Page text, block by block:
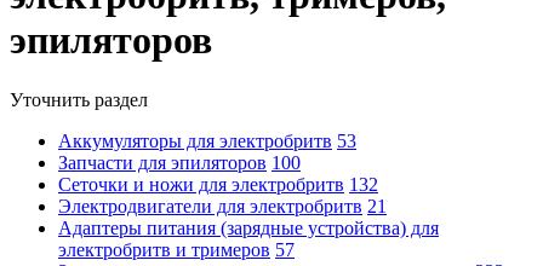
эпиляторов
Уточнить раздел
Аккумуляторы для электробритв 53
Запчасти для эпиляторов 100
Сеточки и ножи для электробритв 132
Электродвигатели для электробритв 21
Адаптеры питания (зарядные устройства) для
электробритв и тримеров 57